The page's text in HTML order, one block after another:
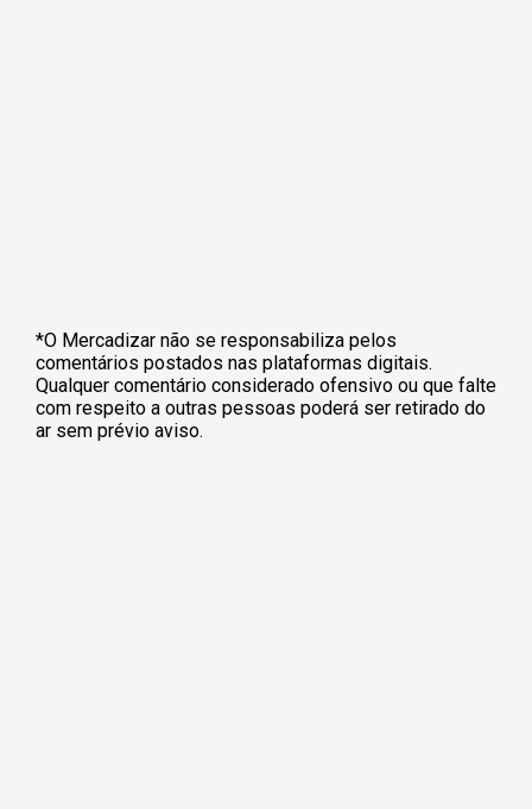
*O Mercadizar não se responsabiliza pelos
comentários postados nas plataformas digitais.
Qualquer comentário considerado ofensivo ou que falte
com respeito a outras pessoas poderá ser retirado do
ar sem prévio aviso.